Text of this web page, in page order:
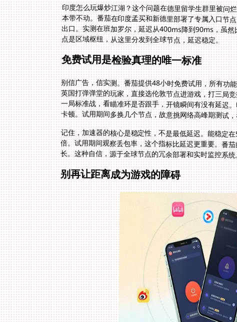
印度怎么玩爆炒江湖？这个问题在德里留学生群里被问
本带不动。番茄在印度孟买和新德里部署了专属入口节
出口。实测在班加罗尔，延迟从400ms降到90ms，虽
点是区域枢纽，从这里分发到全球节点，延迟稳定。
免费试用是检验真理的唯一标准
别信广告，信实测。番茄提供48小时免费试用，所有功
英国打弹弹堂的玩家，直接选伦敦节点进游戏，打三
一局标准战，看瞄准环是否跟手，开镜瞬间有没有延迟
卡顿。试用期间多换几个节点，故意挑网络高峰期测试
记住，加速器的核心是稳定性，不是最低延迟。能稳定
倍。试用期间观察丢包率，这个指标比延迟更重要。
长。这种自信，源于全球节点的冗余部署和实时监控系统
别再让距离成为游戏的障碍